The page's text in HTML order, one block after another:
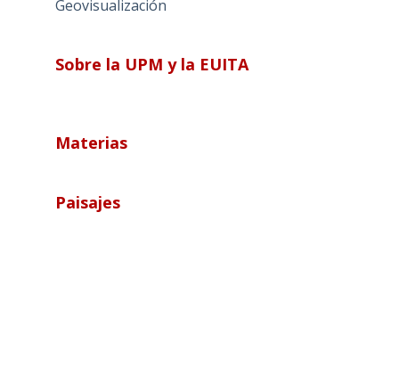
Geovisualización
Sobre la UPM y la EUITA
Materias
Paisajes